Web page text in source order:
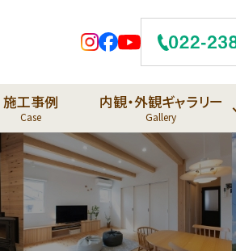
施工事例
Case
内観・外観ギャラリー
Gallery